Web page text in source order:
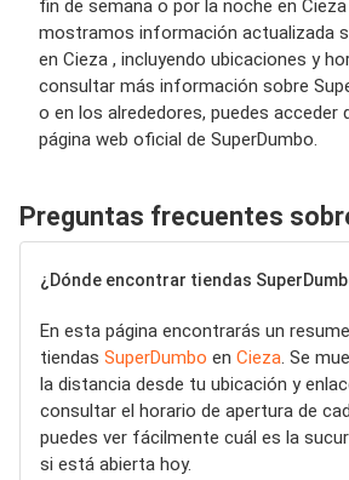
fin de semana o por la noche en
mostramos información actualizada
en Cieza , incluyendo ubicaciones y
consultar más información sobre
o en los alrededores, puedes acceder
página web oficial de SuperDumbo.
Preguntas frecuentes
¿Dónde encontrar tiendas
En esta página encontrarás un
tiendas SuperDumbo en Cieza. Se
la distancia desde tu ubicación y
consultar el horario de apertura de
puedes ver fácilmente cuál es la
si está abierta hoy.